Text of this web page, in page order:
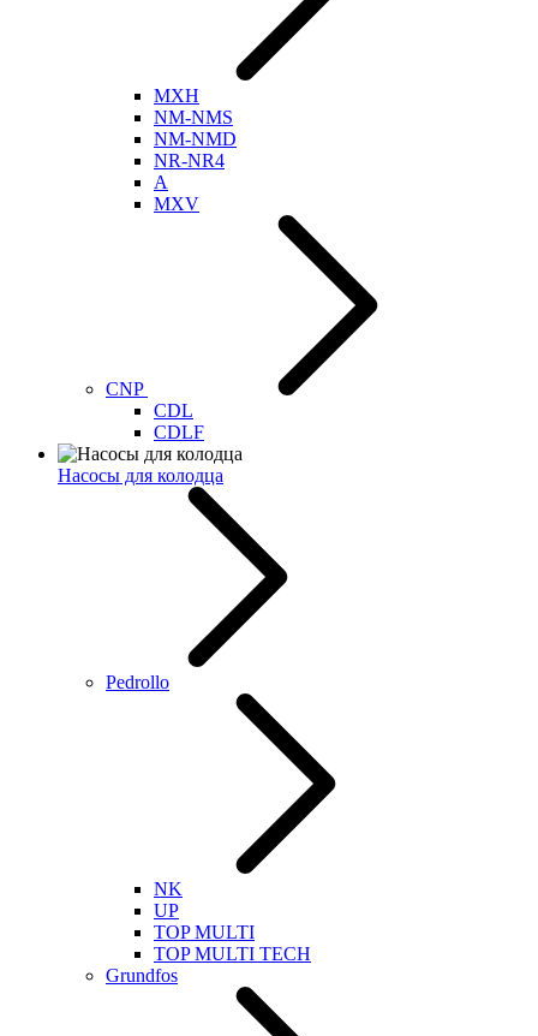
MXH
NM-NMS
NM-NMD
NR-NR4
A
MXV
CNP
CDL
CDLF
Насосы для колодца
Pedrollo
NK
UP
TOP MULTI
TOP MULTI TECH
Grundfos